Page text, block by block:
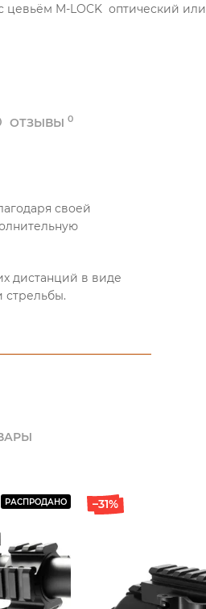
цевьём M-LOCK оптический или
ОТЗЫВЫ0
своей
дистанций в виде
стрельбы.
цевьё. Мы
РАСПРОДАНО –31%